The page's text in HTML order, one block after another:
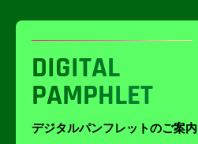
DIGITAL
PAMPHLET
デジタルパンフレットのご案内